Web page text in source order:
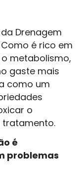
Drenagem
é rico em
metabolismo,
gaste mais
como um
o
tratamento.
é
problemas